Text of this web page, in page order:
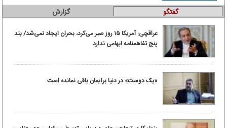
گفتگو گزارش
عراقچی: آمریکا ۱۵ روز صبر می‌کرد، بحران ایجاد نمی‌شد/ بند
پنج تفاهمنامه ابهامی ندارد
«یک دوست» در دنیا برایمان باقی نمانده است